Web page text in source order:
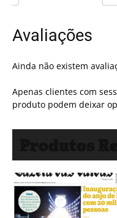
Avaliações
Ainda não existem
Apenas clientes com
produto podem deixar